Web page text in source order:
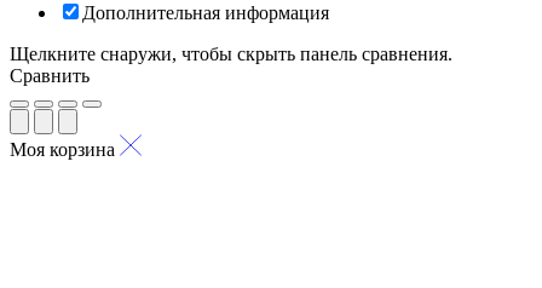
Дополнительная информация
Щелкните снаружи, чтобы скрыть панель сравнения.
Сравнить
Моя корзина